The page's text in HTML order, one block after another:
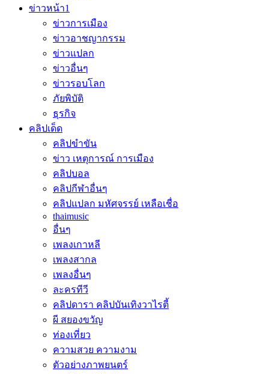
ข่าวหน้า1
ข่าวการเมือง
ข่าวอาชญากรรม
ข่าวแปลก
ข่าวอื่นๆ
ข่าวรอบโลก
ภัยพิบัติ
ธุรกิจ
คลิปเด็ด
คลิปขำขัน
ข่าว เหตุการณ์ การเมือง
คลิปบอล
คลิปกีฬาอื่นๆ
คลิปแปลก มหัศจรรย์ เหลือเชื่อ
thaimusic
อื่นๆ
เพลงเกาหลี
เพลงสากล
เพลงอื่นๆ
ละครทีวี
คลิปดารา คลิปบันเทิงวาไรตี้
ผี สยองขวัญ
ท่องเที่ยว
ความสวย ความงาม
ตัวอย่างภาพยนตร์